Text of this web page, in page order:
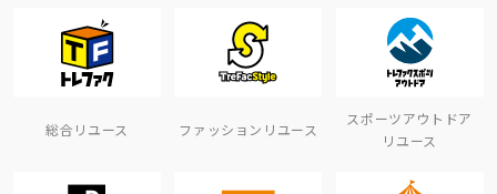
総合リユース ファッションリユース
スポーツアウトドア
リユース